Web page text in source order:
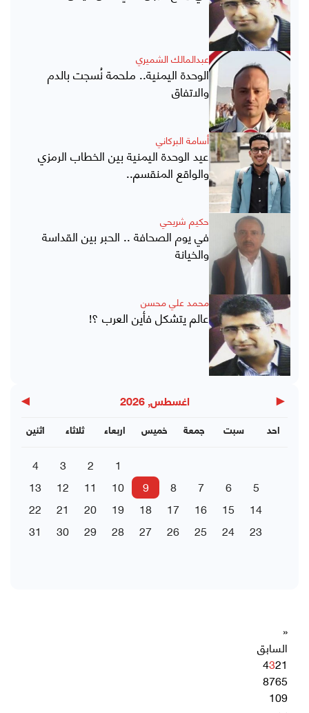
عبدالمالك الشميري
الوحدة اليمنية.. ملحمة نُسجت بالدم
والاتفاق
أسامة البركاني
عيد الوحدة اليمنية بين الخطاب الرمزي
والواقع المنقسم..
حكيم شريحي
في يوم الصحافة .. الحبر بين القداسة
والخيانة
محمد علي محسن
عالم يتشكل فأين العرب ؟!
◀ اغسطس, 2026 ▶
اثنين ثلاثاء اربعاء خميس جمعة سبت احد
1
2
3
4
5
6
7
8
9
10
11
12
13
14
15
16
17
18
19
20
21
22
23
24
25
26
27
28
29
30
31
«
السابق
1
2
3
4
5
6
7
8
9
10